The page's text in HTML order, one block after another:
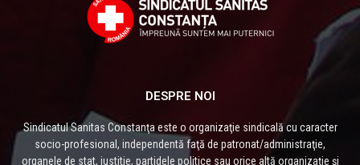
DESPRE NOI
Sindicatul Sanitas Constanţa este o organizaţie sindicală cu caracter
socio-profesional, independentă faţă de patronat/administraţie,
organele de stat, justitie, partidele politice sau orice altă organizaţie și